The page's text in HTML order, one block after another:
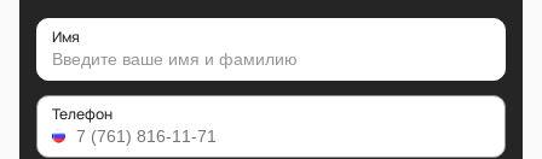
Имя
Телефон